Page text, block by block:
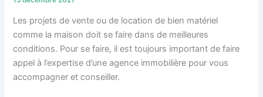
Les projets de vente ou de location de bien matériel
comme la maison doit se faire dans de meilleures
conditions. Pour se faire, il est toujours important de faire
appel à l’expertise d’une agence immobilière pour vous
accompagner et conseiller.